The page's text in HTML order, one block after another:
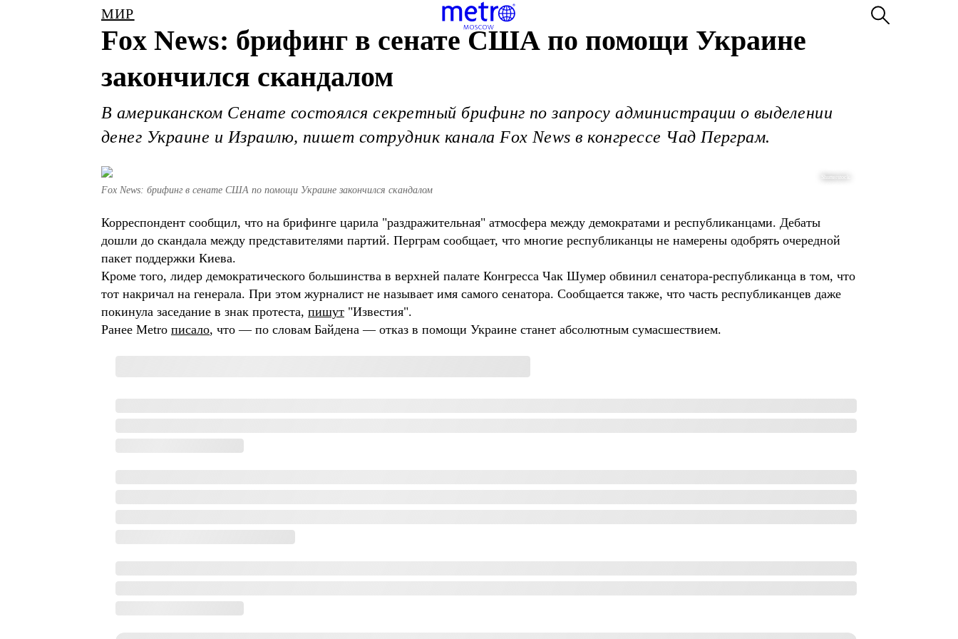
МИР
Fox News: брифинг в сенате США по помощи Украине
закончился скандалом
В американском Сенате состоялся секретный брифинг по запросу администрации о выделении
денег Украине и Израилю, пишет сотрудник канала Fox News в конгрессе Чад Перграм.
Fox News: брифинг в сенате США по помощи Украине закончился скандалом
Корреспондент сообщил, что на брифинге царила "раздражительная" атмосфера между демократами и республиканцами. Дебаты
дошли до скандала между представителями партий. Перграм сообщает, что многие республиканцы не намерены одобрять очередной
пакет поддержки Киева.
Кроме того, лидер демократического большинства в верхней палате Конгресса Чак Шумер обвинил сенатора-республиканца в том, что
тот накричал на генерала. При этом журналист не называет имя самого сенатора. Сообщается также, что часть республиканцев даже
покинула заседание в знак протеста, пишут "Известия".
Ранее Metro писало, что — по словам Байдена — отказ в помощи Украине станет абсолютным сумасшествием.